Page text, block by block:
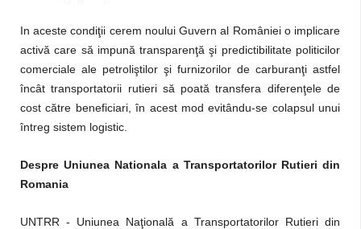
In aceste condiţii cerem noului Guvern al României o implicare
activă care să impună transparenţă şi predictibilitate politicilor
comerciale ale petroliştilor şi furnizorilor de carburanţi astfel
încât transportatorii rutieri să poată transfera diferenţele de
cost către beneficiari, în acest mod evitându-se colapsul unui
întreg sistem logistic.
Despre Uniunea Nationala a Transportatorilor Rutieri din
Romania
UNTRR - Uniunea Naţională a Transportatorilor Rutieri din